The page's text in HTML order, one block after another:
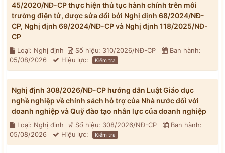
45/2020/NĐ-CP thực hiện thủ tục hành chính trên môi
trường điện tử, được sửa đổi bởi Nghị định 68/2024/NĐ-
CP, Nghị định 69/2024/NĐ-CP và Nghị định 118/2025/NĐ-
CP
Loại: Nghị định Số hiệu: 310/2026/NĐ-CP
Ban hành:
05/08/2026
Hiệu lực: Kiểm tra
Nghị định 308/2026/NĐ-CP hướng dẫn Luật Giáo dục
nghề nghiệp về chính sách hỗ trợ của Nhà nước đối với
doanh nghiệp và Quỹ đào tạo nhân lực của doanh nghiệp
Loại: Nghị định Số hiệu: 308/2026/NĐ-CP
Ban hành:
05/08/2026
Hiệu lực: Kiểm tra